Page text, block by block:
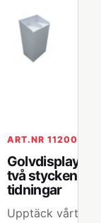
ART.NR 112004
Golvdisplay för
två stycken A4
tidningar
Upptäck vårt